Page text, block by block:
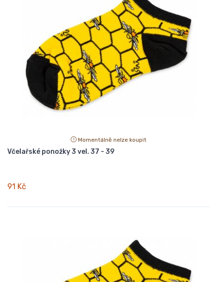
Momentálně nelze koupit
Včelařské ponožky 3 vel. 37 - 39
91 Kč